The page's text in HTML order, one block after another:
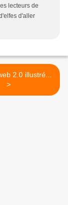
lecteurs de
d'aller
2.0 illustré...
>